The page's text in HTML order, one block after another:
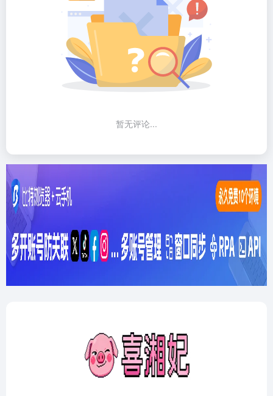
暂无评论...